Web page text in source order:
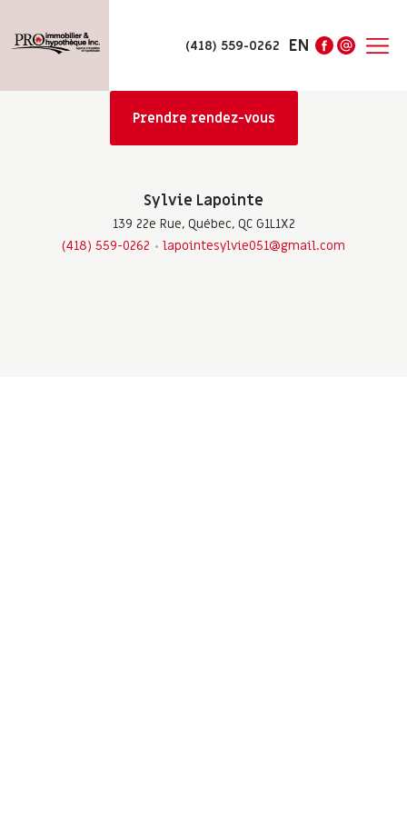
(418) 559-0262 EN
Prendre rendez-vous
Sylvie Lapointe
139 22e Rue, Québec, QC G1L1X2
(418) 559-0262
lapointesylvie051@gmail.com